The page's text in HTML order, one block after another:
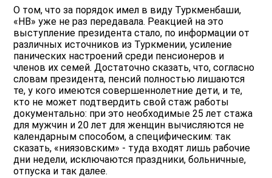
О том, что за порядок имел в виду Туркменбаши,
«НВ» уже не раз передавала. Реакцией на это
выступление президента стало, по информации от
различных источников из Туркмении, усиление
панических настроений среди пенсионеров и
членов их семей. Достаточно сказать, что, согласно
словам президента, пенсий полностью лишаются
те, у кого имеются совершеннолетние дети, и те,
кто не может подтвердить свой стаж работы
документально: при это необходимые 25 лет стажа
для мужчин и 20 лет для женщин вычисляются не
календарным способом, а специфическим: так
сказать, «ниязовским» - туда входят лишь рабочие
дни недели, исключаются праздники, больничные,
отпуска и так далее.